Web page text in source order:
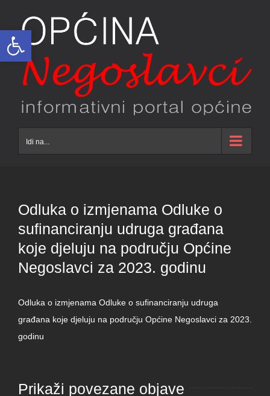
Open toolbar
content
Idi na...
Odluka o izmjenama Odluke o
sufinanciranju udruga građana
koje djeluju na području Općine
Negoslavci za 2023. godinu
Odluka o izmjenama Odluke o sufinanciranju udruga
građana koje djeluju na području Općine Negoslavci za 2023.
godinu
Prikaži povezane objave